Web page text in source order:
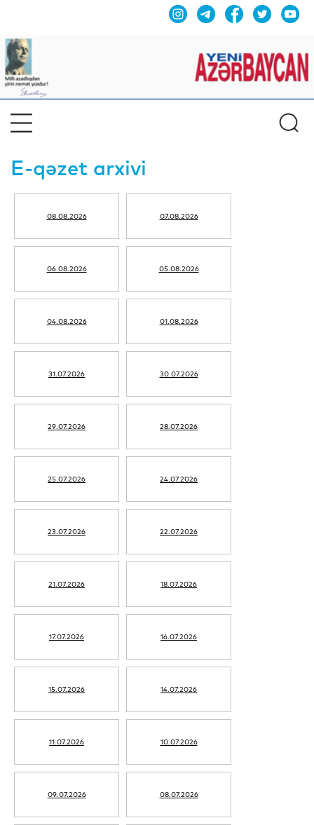
E-qəzet arxivi
08.08.2026 07.08.2026
06.08.2026 05.08.2026
04.08.2026 01.08.2026
31.07.2026 30.07.2026
29.07.2026 28.07.2026
25.07.2026 24.07.2026
23.07.2026 22.07.2026
21.07.2026 18.07.2026
17.07.2026 16.07.2026
15.07.2026 14.07.2026
11.07.2026 10.07.2026
09.07.2026 08.07.2026